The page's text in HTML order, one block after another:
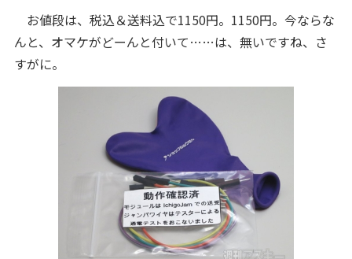
お値段は、税込＆送料込で1150円。1150円。今ならな
んと、オマケがどーんと付いて……は、無いですね、さ
すがに。